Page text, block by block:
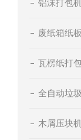
铝沫打包
废纸箱纸
瓦楞纸打
全自动垃
木屑压块